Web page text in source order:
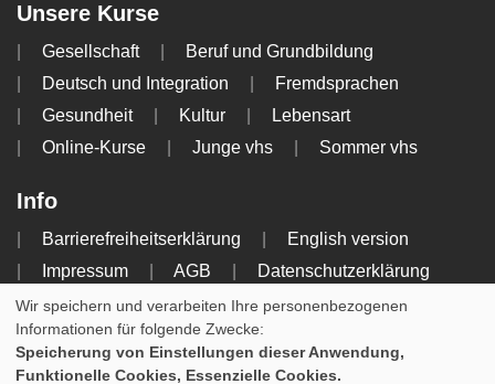
Unsere Kurse
Gesellschaft
Beruf und Grundbildung
Deutsch und Integration
Fremdsprachen
Gesundheit
Kultur
Lebensart
Online-Kurse
Junge vhs Sommer vhs
Info
Barrierefreiheitserklärung
English version
Impressum
AGB
Datenschutzerklärung
Widerrufsbelehrung
Cookie Einstellungen
Wir speichern und verarbeiten Ihre personenbezogenen
Informationen für folgende Zwecke:
Speicherung von Einstellungen dieser Anwendung,
Funktionelle Cookies, Essenzielle Cookies.